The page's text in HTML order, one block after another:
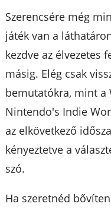
Szerencsére még
játék van a
kezdve az élvezetes
másig. Elég csak
bemutatókra, mint a
Nintendo's Indie
az elkövetkező
kényeztetve a
szó.
Ha szeretnéd